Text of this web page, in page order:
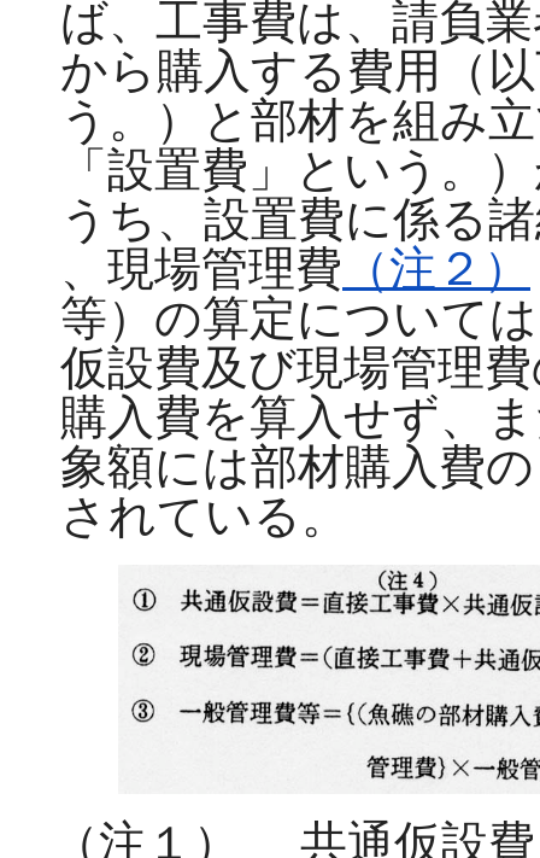
ば、工事費は、請負
から購入する費用（
う。）と部材を組み
「設置費」という。
うち、設置費に係る
、現場管理費 （注２）
等）の算定について
仮設費及び現場管理
購入費を算入せず、
象額には部材購入費
されている。
（注１） 共通仮設費